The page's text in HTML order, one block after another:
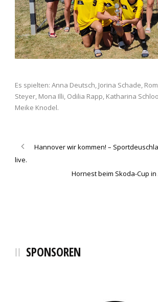
Es spielten: Anna Deutsch, Jorina Schade,
Steyer, Mona Illi, Odilia Rapp, Katharina
Meike Knodel.
Hannover wir kommen! –
live.
Hornest beim Skoda-Cup
SPONSOREN